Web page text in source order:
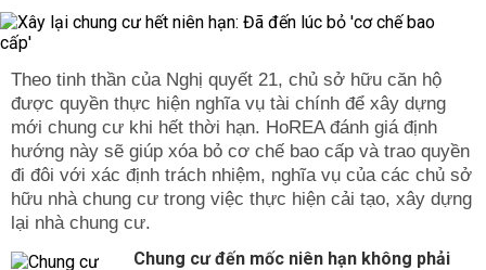
Theo tinh thần của Nghị quyết 21, chủ sở hữu căn hộ
được quyền thực hiện nghĩa vụ tài chính để xây dựng
mới chung cư khi hết thời hạn. HoREA đánh giá định
hướng này sẽ giúp xóa bỏ cơ chế bao cấp và trao quyền
đi đôi với xác định trách nhiệm, nghĩa vụ của các chủ sở
hữu nhà chung cư trong việc thực hiện cải tạo, xây dựng
lại nhà chung cư.
Chung cư đến mốc niên hạn không phải